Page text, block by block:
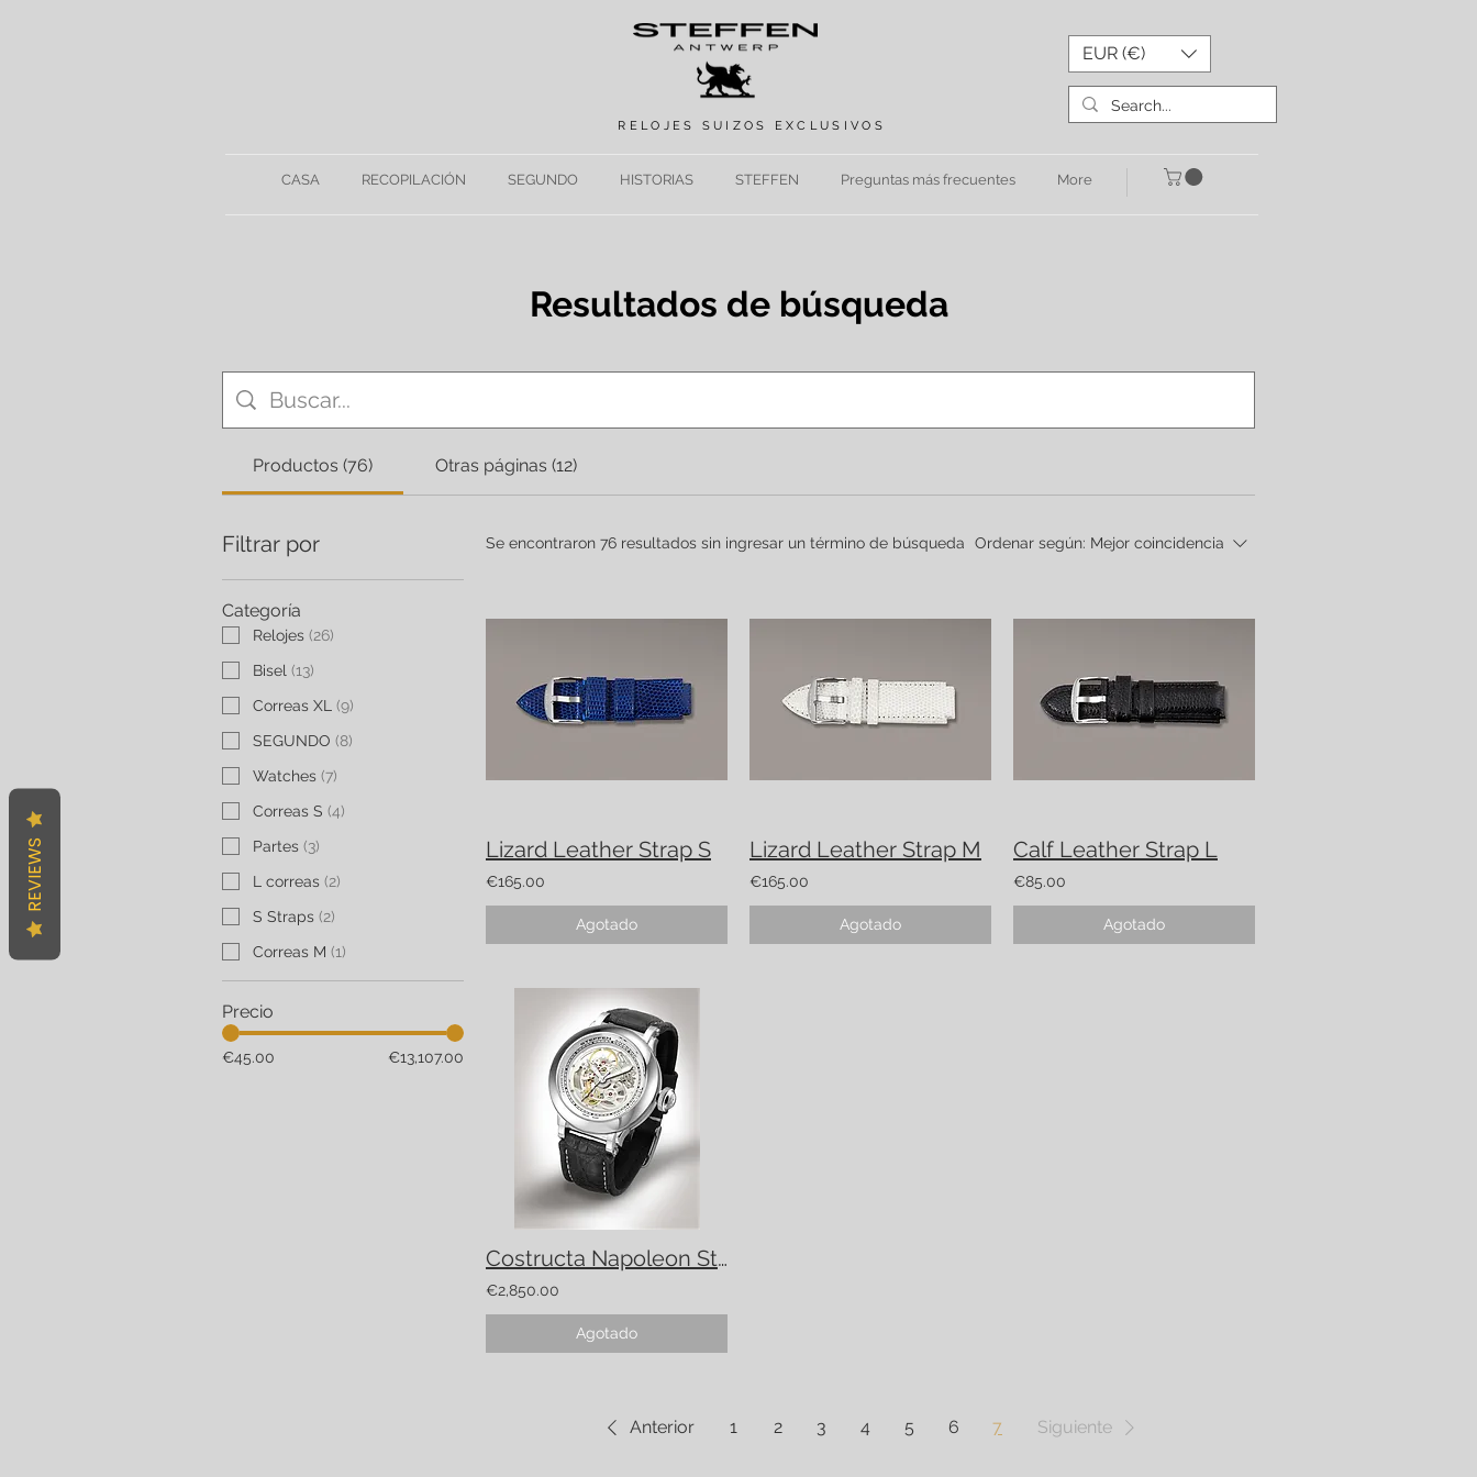
RELOJES SUIZOS EXCLUSIVOS
EUR (€)
CASA RECOPILACIÓN SEGUNDO HISTORIAS STEFFEN Preguntas más frecuentes More
Resultados de búsqueda
Productos (76) Otras páginas (12)
Filtrar por
Categoría
Relojes (26)
Bisel (13)
Correas XL (9)
SEGUNDO (8)
Watches (7)
Correas S (4)
Partes (3)
L correas (2)
S Straps (2)
Correas M (1)
Precio
€45.00 €13,107.00
Se encontraron 76 resultados sin ingresar un término de búsqueda Ordenar según: Mejor coincidencia
Lizard Leather Strap S
€165.00
Agotado
Lizard Leather Strap M
€165.00
Agotado
Calf Leather Strap L
€85.00
Agotado
Costructa Napoleon Steel Silver
€2,850.00
Agotado
Anterior 1 2 3 4 5 6 7 Siguiente
REVIEWS